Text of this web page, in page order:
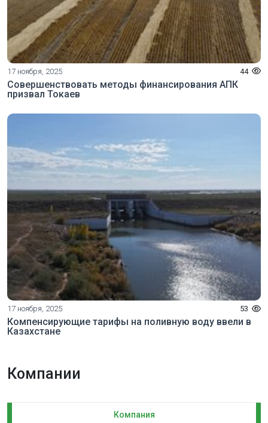
17 ноября, 2025 44
Совершенствовать методы финансирования АПК
призвал Токаев
17 ноября, 2025 53
Компенсирующие тарифы на поливную воду ввели в
Казахстане
Компании
Компания